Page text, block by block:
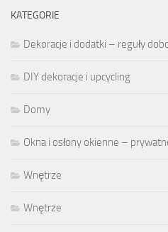
KATEGORIE
Dekoracje i dodatki – reguły
DIY dekoracje i upcycling
Domy
Okna i osłony okienne –
Wnętrze
Wnętrze